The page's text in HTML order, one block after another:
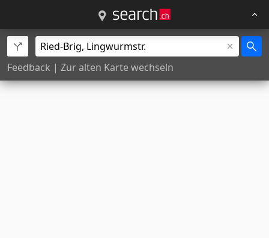
Feedback | Zur alten Karte wechseln